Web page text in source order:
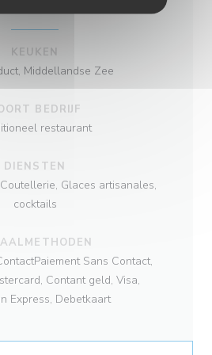
KEUKEN
Middellandse Zee
BEDRIJF
restaurant
DIENSTEN
Glaces artisanales,
cocktails
Sans Contact,
Contant geld, Visa,
Express, Debetkaart